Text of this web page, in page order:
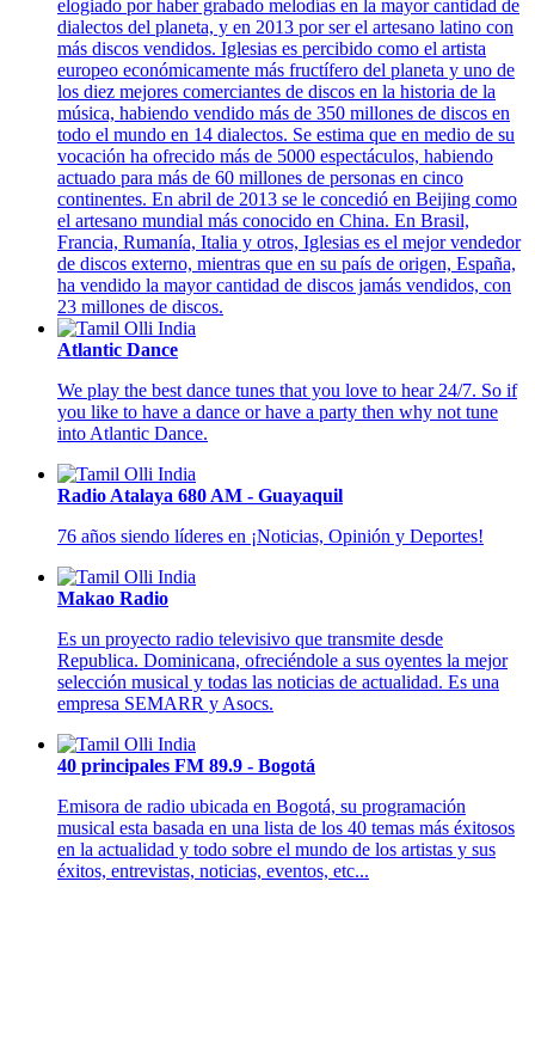
elogiado por haber grabado melodías en la mayor cantidad de
dialectos del planeta, y en 2013 por ser el artesano latino con
más discos vendidos. Iglesias es percibido como el artista
europeo económicamente más fructífero del planeta y uno de
los diez mejores comerciantes de discos en la historia de la
música, habiendo vendido más de 350 millones de discos en
todo el mundo en 14 dialectos. Se estima que en medio de su
vocación ha ofrecido más de 5000 espectáculos, habiendo
actuado para más de 60 millones de personas en cinco
continentes. En abril de 2013 se le concedió en Beijing como
el artesano mundial más conocido en China. En Brasil,
Francia, Rumanía, Italia y otros, Iglesias es el mejor vendedor
de discos externo, mientras que en su país de origen, España,
ha vendido la mayor cantidad de discos jamás vendidos, con
23 millones de discos.
Atlantic Dance
We play the best dance tunes that you love to hear 24/7. So if
you like to have a dance or have a party then why not tune
into Atlantic Dance.
Radio Atalaya 680 AM - Guayaquil
76 años siendo líderes en ¡Noticias, Opinión y Deportes!
Makao Radio
Es un proyecto radio televisivo que transmite desde
Republica. Dominicana, ofreciéndole a sus oyentes la mejor
selección musical y todas las noticias de actualidad. Es una
empresa SEMARR y Asocs.
40 principales FM 89.9 - Bogotá
Emisora de radio ubicada en Bogotá, su programación
musical esta basada en una lista de los 40 temas más éxitosos
en la actualidad y todo sobre el mundo de los artistas y sus
éxitos, entrevistas, noticias, eventos, etc...